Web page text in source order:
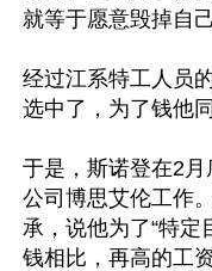
就等于愿意毁掉自
经过江系特工人员
选中了，为了钱他
于是，斯诺登在2
公司博思艾伦工作
承，说他为了“特定
钱相比，再高的工